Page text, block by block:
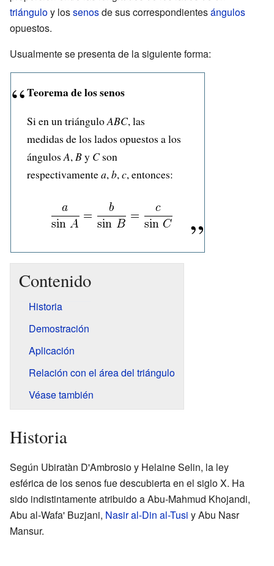
triánguloy lossenosde sus correspondientesángulos
opuestos.
Usualmente se presenta de la siguiente forma:
Teorema de los senos
Si en un triánguloABC, las
medidas de los lados opuestos a los
ángulosA, By C son
respectivamentea,b,c, entonces:
Contenido
Historia
Demostración
Aplicación
Relación con el área del triángulo
Véase también
Historia
Según Ubiratàn D'Ambrosio y Helaine Selin, la ley
esférica de los senos fue descubierta en el siglo X. Ha
sido indistintamente atribuido a Abu-Mahmud Khojandi,
Abu al-Wafa' Buzjani, Nasir al-Din al-Tusi y Abu Nasr
Mansur.